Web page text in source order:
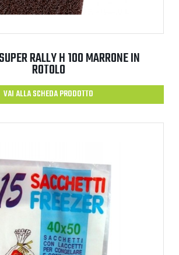
RALLY H 100 MARRONE IN
ROTOLO
VAI ALLA SCHEDA PRODOTTO